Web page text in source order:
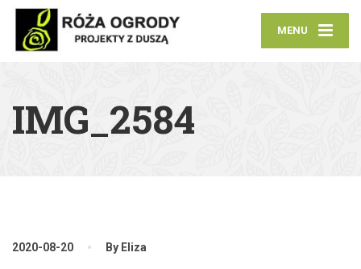
MENU
IMG_2584
2020-08-20 By Eliza